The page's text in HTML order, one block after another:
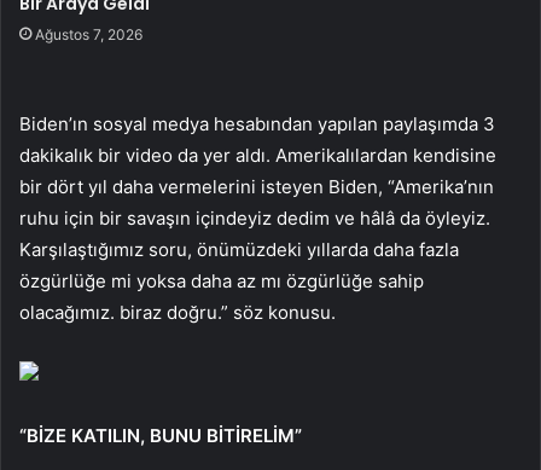
Ağustos 7, 2026
Biden’ın sosyal medya hesabından yapılan paylaşımda 3
dakikalık bir video da yer aldı. Amerikalılardan kendisine
bir dört yıl daha vermelerini isteyen Biden, “Amerika’nın
ruhu için bir savaşın içindeyiz dedim ve hâlâ da öyleyiz.
Karşılaştığımız soru, önümüzdeki yıllarda daha fazla
özgürlüğe mi yoksa daha az mı özgürlüğe sahip
olacağımız. biraz doğru.” söz konusu.
“BİZE KATILIN, BUNU BİTİRELİM”